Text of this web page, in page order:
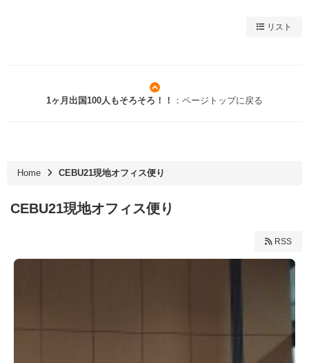
リスト
1ヶ月出国100人もそろそろ！！ ：ページトップに戻る
Home CEBU21現地オフィス便り
CEBU21現地オフィス便り
RSS